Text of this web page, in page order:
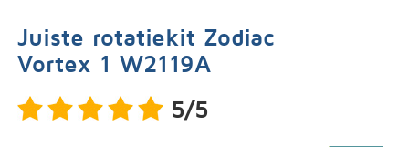
Juiste rotatiekit Zodiac
Vortex 1 W2119A
5/5